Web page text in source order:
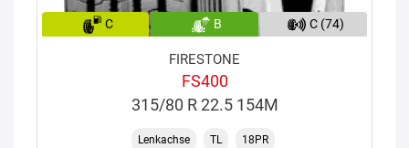
C B C (74)
FIRESTONE
FS400
315/80 R 22.5 154M
Lenkachse TL 18PR